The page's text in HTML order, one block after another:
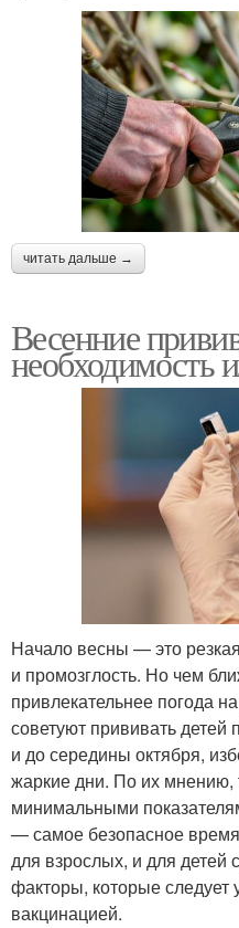
читать дальше →
Весенние
необходимость
Начало весны — это
и промозглость. Но чем
привлекательнее погода
советуют прививать
и до середины октября,
жаркие дни. По их мнению,
минимальными
— самое безопасное
для взрослых, и для
факторы, которые следует
вакцинацией.